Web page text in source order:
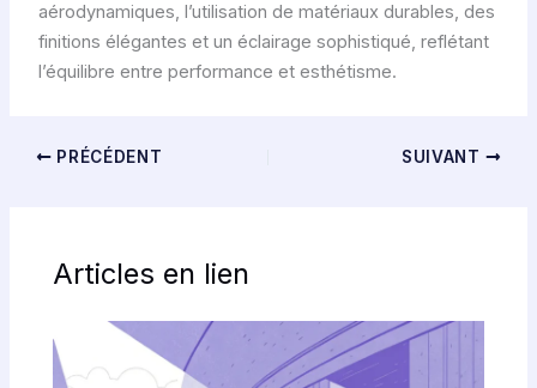
aérodynamiques, l’utilisation de matériaux durables, des
finitions élégantes et un éclairage sophistiqué, reflétant
l’équilibre entre performance et esthétisme.
PRÉCÉDENT SUIVANT
Articles en lien